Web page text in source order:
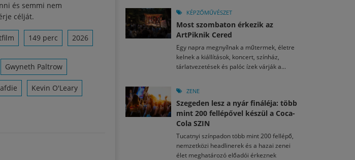
és semmi nem
célját.
149 perc 2026
Gwyneth Paltrow
Kevin O'Leary
KÉPZŐMŰVÉSZET
Most szombaton érkezik az
ArtPiknik Cered
Egy napra megnyílnak a műtermek, életre
kelnek a kiállítások, koncert, színház,
tárlatvezetések és palóc ízek várják a...
ZENE
Szegeden lesz a nyár fináléja: több
mint 200 fellépővel készül a Coca-
Cola SZIN
Tucatnyi színpadon több mint 200 fellépő,
nemzetközi headlinerek és a hazai zenei
élet meghatározó előadói érkeznek